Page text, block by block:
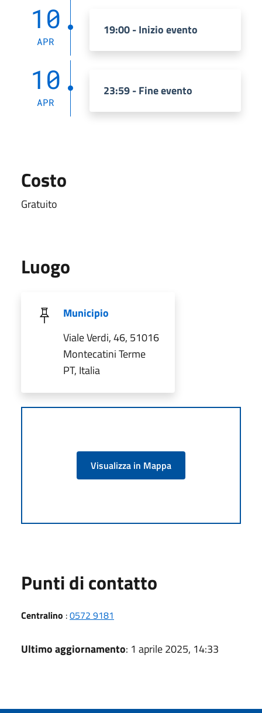
10
APR
19:00 - Inizio evento
10
APR
23:59 - Fine evento
Costo
Gratuito
Luogo
Municipio
Viale Verdi, 46, 51016
Montecatini Terme
PT, Italia
Visualizza in Mappa
Punti di contatto
Centralino :0572 9181
Ultimo aggiornamento: 1 aprile 2025, 14:33